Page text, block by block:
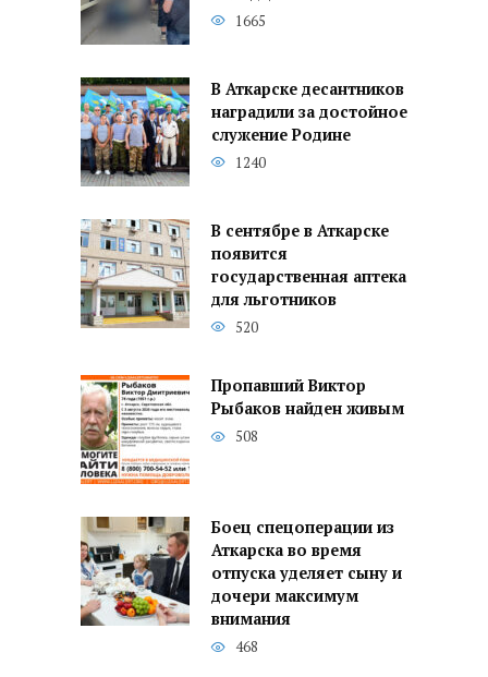
1665
В Аткарске десантников
наградили за достойное
служение Родине
1240
В сентябре в Аткарске
появится
государственная аптека
для льготников
520
Пропавший Виктор
Рыбаков найден живым
508
Боец спецоперации из
Аткарска во время
отпуска уделяет сыну и
дочери максимум
внимания
468